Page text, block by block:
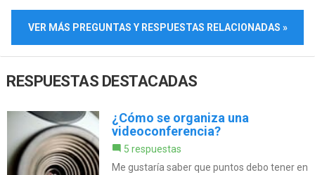
VER MÁS PREGUNTAS Y RESPUESTAS RELACIONADAS »
RESPUESTAS DESTACADAS
¿Cómo se organiza una
videoconferencia?
5 respuestas
Me gustaría saber que puntos debo tener en